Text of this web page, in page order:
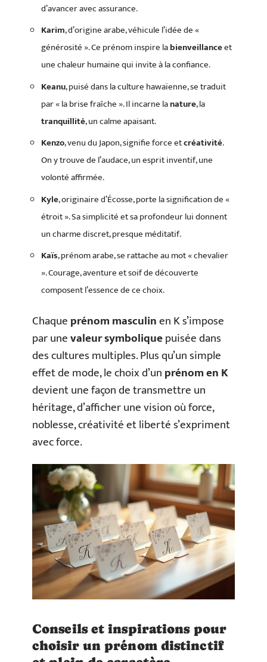
d’avancer avec assurance.
Karim, d’origine arabe, véhicule l’idée de «
générosité ». Ce prénom inspire labienveillanceet
une chaleur humaine qui invite à la confiance.
Keanu, puisé dans la culture hawaïenne, se traduit
par « la brise fraîche ». Il incarne lanature, la
tranquillité, un calme apaisant.
Kenzo, venu du Japon, signifie force etcréativité.
On y trouve de l’audace, un esprit inventif, une
volonté affirmée.
Kyle, originaire d’Écosse, porte la signification de «
étroit ». Sa simplicité et sa profondeur lui donnent
un charme discret, presque méditatif.
Kaïs, prénom arabe, se rattache au mot « chevalier
». Courage, aventure et soif de découverte
composent l’essence de ce choix.
Chaqueprénom masculinen K s’impose
par unevaleur symboliquepuisée dans
des cultures multiples. Plus qu’un simple
effet de mode, le choix d’unprénom en K
devient une façon de transmettre un
héritage, d’afficher une vision où force,
noblesse, créativité et liberté s’expriment
avec force.
Conseils et inspirations pour
choisir un prénom distinctif